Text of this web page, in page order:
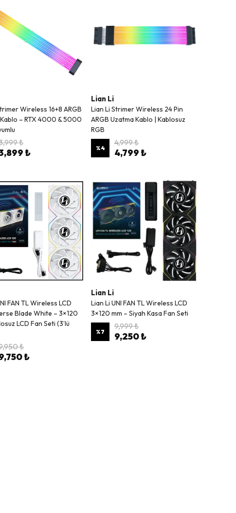
Wireless 16+8 ARGB
– RTX 4000 & 5000
₺
₺
Lian Li
Lian Li Strimer Wireless 24 Pin
ARGB Uzatma Kablo | Kablosuz
RGB
%4
4,999 ₺
4,799 ₺
FAN TL Wireless LCD
Blade White – 3×120
LCD Fan Seti (3’lü
₺
₺
Lian Li
Lian Li UNI FAN TL Wireless LCD
3×120 mm – Siyah Kasa Fan Seti
%7
9,999 ₺
9,250 ₺